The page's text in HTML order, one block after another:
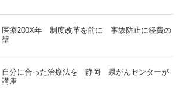
医療200X年 制度改革を前に 事故防止に経費の
壁
自分に合った治療法を 静岡 県がんセンターが
講座